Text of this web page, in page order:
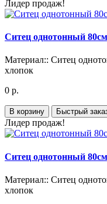
Лидер продаж!
Ситец однотонный
Материал:: Ситец
хлопок
0 р.
В корзину Быстрый
Лидер продаж!
Ситец однотонный
Материал:: Ситец
хлопок